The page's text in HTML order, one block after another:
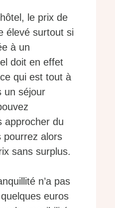
le prix de
élevé surtout si
à un
doit en effet
qui est tout à
un séjour
approcher du
pourrez alors
sans surplus.
n’a pas
euros